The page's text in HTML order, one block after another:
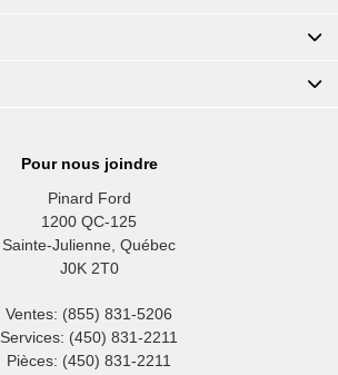
Pour nous joindre
Pinard Ford
1200 QC-125
Sainte-Julienne Québec
J0K 2T0
Ventes: (855) 831-5206
Services: (450) 831-2211
Pièces: (450) 831-2211